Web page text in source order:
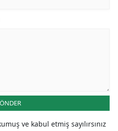
ve kabul etmiş sayılırsınız